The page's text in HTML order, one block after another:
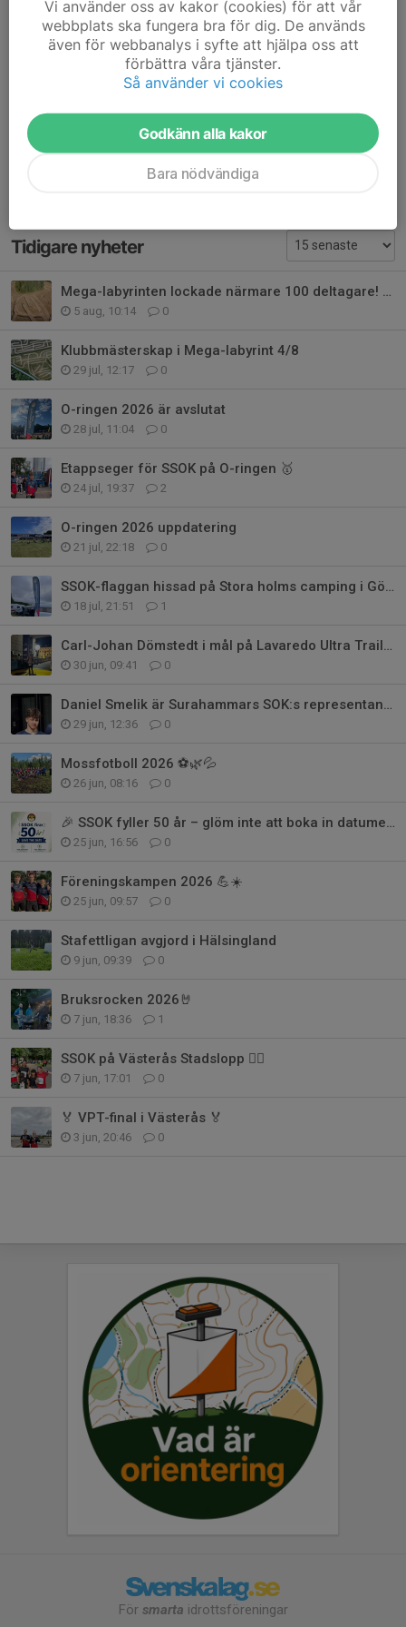
hemsida:https://tiomila.se/2026/
Kommentarer
2 maj, 08:54
Tidigare nyheter
Mega-labyrinten lockade närmare 100 deltagare! 🌾🧭
5 aug, 10:14 0
Klubbmästerskap i Mega-labyrint 4/8
29 jul, 12:17 0
O-ringen 2026 är avslutat
28 jul, 11:04 0
Etappseger för SSOK på O-ringen 🥇
24 jul, 19:37 2
O-ringen 2026 uppdatering
21 jul, 22:18 0
SSOK-flaggan hissad på Stora holms camping i Göteborg!
18 jul, 21:51 1
Carl-Johan Dömstedt i mål på Lavaredo Ultra Trail! ⛰️💪
30 jun, 09:41 0
Daniel Smelik är Surahammars SOK:s representant på Junior-VM! 🌍🧭
29 jun, 12:36 0
Mossfotboll 2026 ⚽🌿💦
26 jun, 08:16 0
🎉 SSOK fyller 50 år – glöm inte att boka in datumet! 🎉
25 jun, 16:56 0
Föreningskampen 2026 💪☀️
25 jun, 09:57 0
Stafettligan avgjord i Hälsingland
9 jun, 09:39 0
Bruksrocken 2026🤘
7 jun, 18:36 1
SSOK på Västerås Stadslopp 🏃‍♀️
7 jun, 17:01 0
🏅 VPT-final i Västerås 🏅
3 jun, 20:46 0
För smarta idrottsföreningar
Vi använder oss av kakor (cookies) för att vår
webbplats ska fungera bra för dig. De används
även för webbanalys i syfte att hjälpa oss att
förbättra våra tjänster.
Så använder vi cookies
Godkänn alla kakor
Bara nödvändiga